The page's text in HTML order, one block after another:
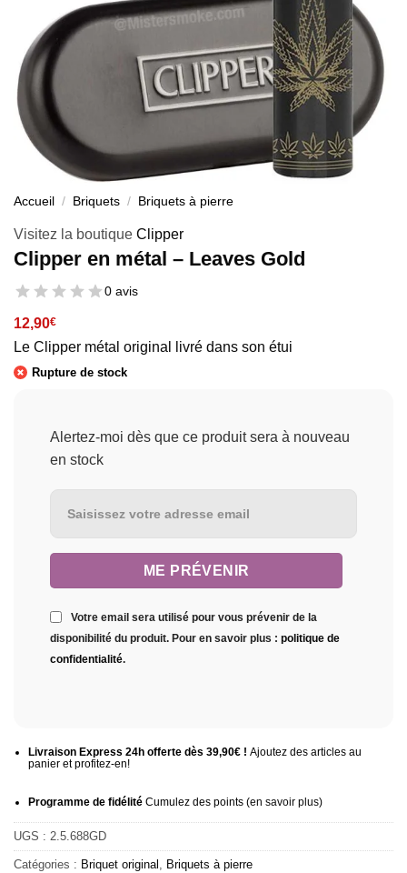
Accueil / Briquets / Briquets à pierre
Visitez la boutique Clipper
Clipper en métal – Leaves Gold
0 avis
12,90€
Le Clipper métal original livré dans son étui
Rupture de stock
Alertez-moi dès que ce produit sera à nouveau
en stock
Votre email sera utilisé pour vous prévenir de la
disponibilité du produit. Pour en savoir plus : politique de
confidentialité.
Livraison Express 24h offerte dès 39,90€ ! Ajoutez des articles au
panier et profitez-en!
Programme de fidélitéCumulez des points (en savoir plus)
UGS : 2.5.688GD
Catégories : Briquet original , Briquets à pierre